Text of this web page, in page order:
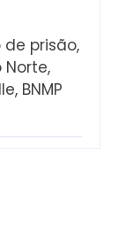
prisão,
BNMP